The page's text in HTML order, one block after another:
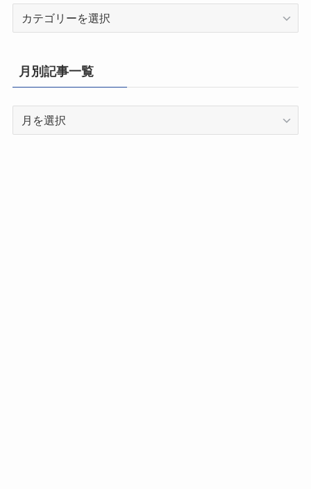
県
別
一
月別記事一覧